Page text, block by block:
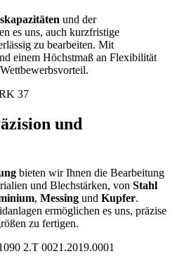
und der
es uns, auch kurzfristige
zu bearbeiten. Mit
einem Höchstmaß an Flexibilität
und
bieten wir Ihnen die Bearbeitung
und Blechstärken, von Stahl
, Messing und Kupfer.
ermöglichen es uns, präzise
zu fertigen.